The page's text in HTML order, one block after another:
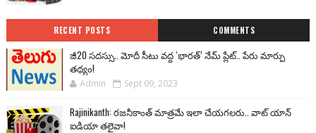
RECENT POSTS COMMENTS
జీ20 సదస్సు.. మోదీ సీటు వద్ద ‘భారత్’ నేమ్ ప్లేట్‌.. పేరు మార్పు
తథ్యం!
Admin Sept 09, 2023
Rajinikanth: రజనీకాంత్ మాత్రమే ఇలా చేయగలరు.. వాట్ యాన్
ఐడియా తలైవా!